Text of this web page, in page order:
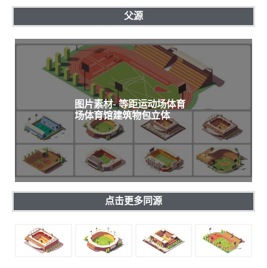
父源
图片素材- 等距运动场体育
场体育馆建筑物包立体
点击更多同源